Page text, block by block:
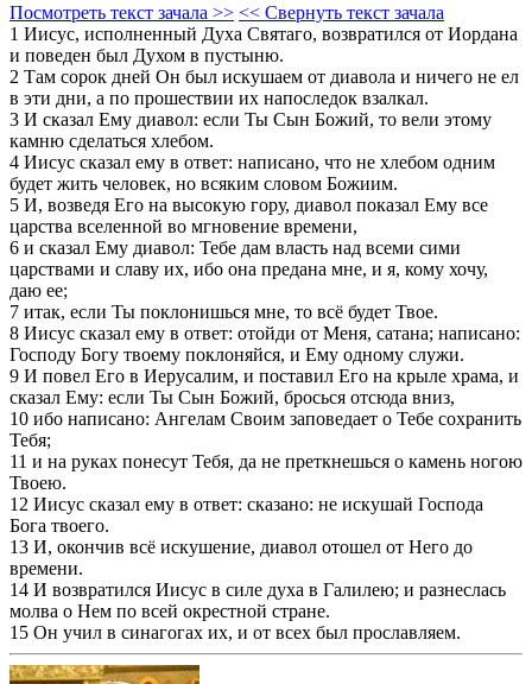
Посмотреть текст зачала >> << Свернуть текст зачала
1 Иисус, исполненный Духа Святаго, возвратился от Иордана
и поведен был Духом в пустыню.
2 Там сорок дней Он был искушаем от диавола и ничего не ел
в эти дни, а по прошествии их напоследок взалкал.
3 И сказал Ему диавол: если Ты Сын Божий, то вели этому
камню сделаться хлебом.
4 Иисус сказал ему в ответ: написано, что не хлебом одним
будет жить человек, но всяким словом Божиим.
5 И, возведя Его на высокую гору, диавол показал Ему все
царства вселенной во мгновение времени,
6 и сказал Ему диавол: Тебе дам власть над всеми сими
царствами и славу их, ибо она предана мне, и я, кому хочу,
даю ее;
7 итак, если Ты поклонишься мне, то всё будет Твое.
8 Иисус сказал ему в ответ: отойди от Меня, сатана; написано:
Господу Богу твоему поклоняйся, и Ему одному служи.
9 И повел Его в Иерусалим, и поставил Его на крыле храма, и
сказал Ему: если Ты Сын Божий, бросься отсюда вниз,
10 ибо написано: Ангелам Своим заповедает о Тебе сохранить
Тебя;
11 и на руках понесут Тебя, да не преткнешься о камень ногою
Твоею.
12 Иисус сказал ему в ответ: сказано: не искушай Господа
Бога твоего.
13 И, окончив всё искушение, диавол отошел от Него до
времени.
14 И возвратился Иисус в силе духа в Галилею; и разнеслась
молва о Нем по всей окрестной стране.
15 Он учил в синагогах их, и от всех был прославляем.